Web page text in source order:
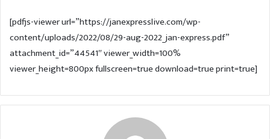
a
n
e
m
i
[pdfjs-viewer url=”https://janexpresslive.com/wp-
content/uploads/2022/08/29-aug-2022_jan-express.pdf”
attachment_id=”44541″ viewer_width=100%
viewer_height=800px fullscreen=true download=true print=true]